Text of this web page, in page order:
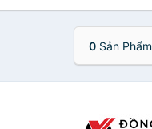
0 Sản Phẩm